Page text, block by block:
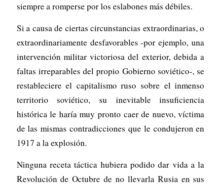
siempre a romperse por los eslabones más débiles.
Si a causa de ciertas circunstancias extraordinarias, o
extraordinariamente desfavorables -por ejemplo, una
intervención militar victoriosa del exterior, debida a
faltas irreparables del propio Gobierno soviético-, se
restableciere el capitalismo ruso sobre el inmenso
territorio soviético, su inevitable insuficiencia
histórica le haría muy pronto caer de nuevo, víctima
de las mismas contradicciones que le condujeron en
1917 a la explosión.
Ninguna receta táctica hubiera podido dar vida a la
Revolución de Octubre de no llevarla Rusia en sus